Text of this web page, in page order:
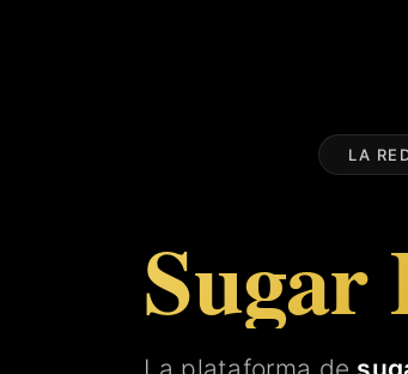
LA
Sugar
La plataforma de